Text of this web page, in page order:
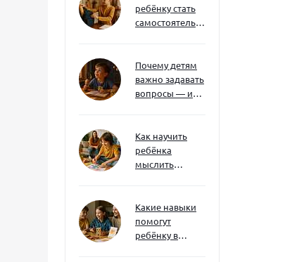
успешным
ребёнку стать
самостоятельным
Почему детям
важно задавать
вопросы — и
Как научить
ребёнка
мыслить
сложностей
Какие навыки
помогут
ребёнку в